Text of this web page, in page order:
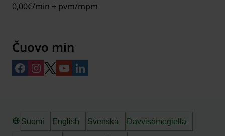
0,00€/min + pvm/mpm
Čuovo min
Suomi English Svenska Davvisámegiella